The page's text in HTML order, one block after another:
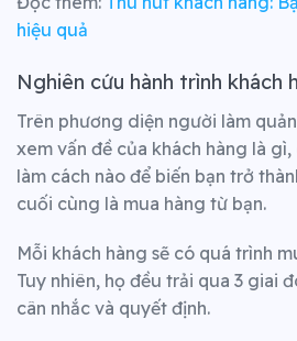
hiệu quả
Nghiên cứu hành trình khách
Trên phương diện người làm
xem vấn đề của khách hàng là
làm cách nào để biến bạn trở
cuối cùng là mua hàng từ bạn.
Mỗi khách hàng sẽ có quá trình
Tuy nhiên, họ đều trải qua 3 giai
cân nhắc và quyết định.